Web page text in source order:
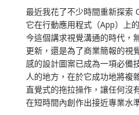
最近我花了不少時間重新探索
它在行動應用程式（App）上
今這個講求視覺溝通的時代，
更新，還是為了商業簡報的視
感的設計圖案已成為一項必備
人的地方，在於它成功地將複
直覺式的拖拉操作，讓任何沒
在短時間內創作出接近專業水